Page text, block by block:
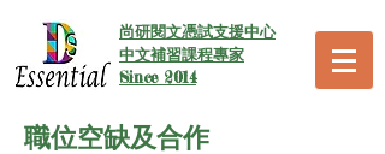
尚研閱文憑試支援中心
中文補習課程專家
Since 2014
職位空缺及合作